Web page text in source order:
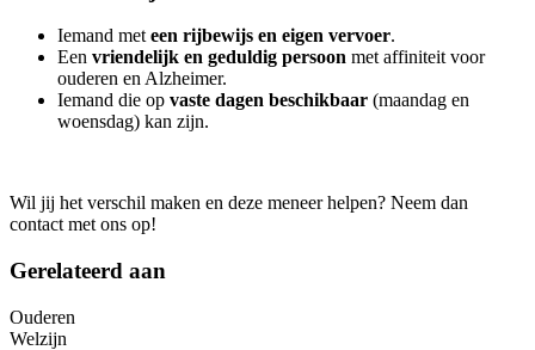
Iemand met een rijbewijs en eigen vervoer.
Een vriendelijk en geduldig persoon met affiniteit voor
ouderen en Alzheimer.
Iemand die op vaste dagen beschikbaar (maandag en
woensdag) kan zijn.
Wil jij het verschil maken en deze meneer helpen? Neem dan
contact met ons op!
Gerelateerd aan
Ouderen
Welzijn